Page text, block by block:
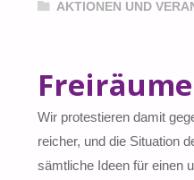
AKTIONEN UND
Wir protestieren damit
reicher, und die Situation
sämtliche Ideen für einen